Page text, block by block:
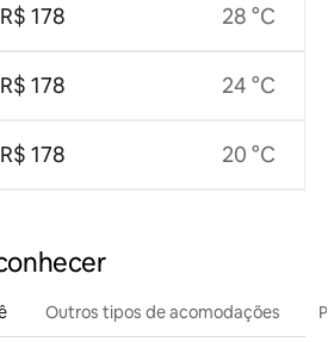
R$ 178
R$ 178
R$ 178
28 °C
24 °C
20 °C
Outros tipos de acomodações